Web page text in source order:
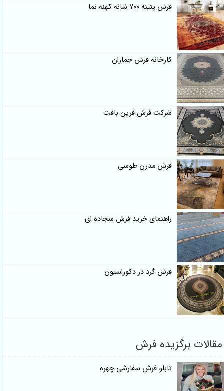
فرش پتینه 700 شانه کهنه نما
کارخانه فرش جماران
شرکت فرش فرین بافت
فرش مدرن طوسی
راهنمای خرید فرش سجاده ای
فرش گرد در دکوراسیون
مقالات برگزیده فرش
تابلو فرش سفارشی چهره